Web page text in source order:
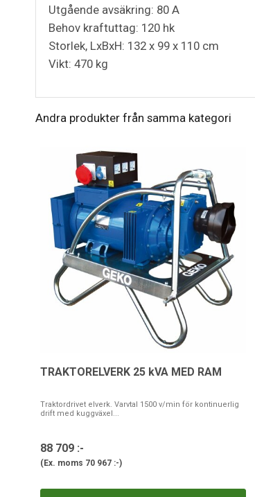
Utgående avsäkring: 80 A
Behov kraftuttag: 120 hk
Storlek, LxBxH: 132 x 99 x 110 cm
Vikt: 470 kg
Andra produkter från samma kategori
TRAKTORELVERK 25 kVA MED RAM
Traktordrivet elverk. Varvtal 1500 v/min för kontinuerlig
drift med kuggväxel...
88 709 :-
(Ex. moms 70 967 :-)